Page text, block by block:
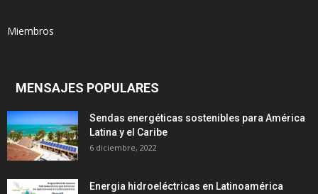
Miembros
MENSAJES POPULARES
Sendas energéticas sostenibles para América
Latina y el Caribe
6 diciembre, 2022
Energia hidroeléctricas en Latinoamérica